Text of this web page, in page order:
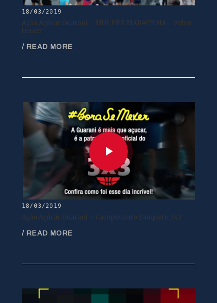
18/03/2019
Ação Açúcar Guarani – MULHER MARAVILHA – video
teaser
/ READ MORE
18/03/2019
Ação Açúcar Guarani – Campeonato Basquete 3X3
/ READ MORE